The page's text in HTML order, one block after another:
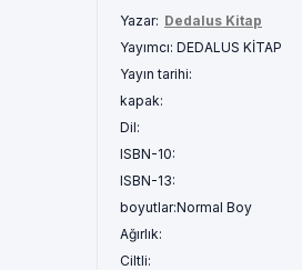
Yazar: Dedalus Kitap
Yayımcı: DEDALUS KİTAP
Yayın tarihi:
kapak:
Dil:
ISBN-10:
ISBN-13:
boyutlar:Normal Boy
Ağırlık:
Ciltli: